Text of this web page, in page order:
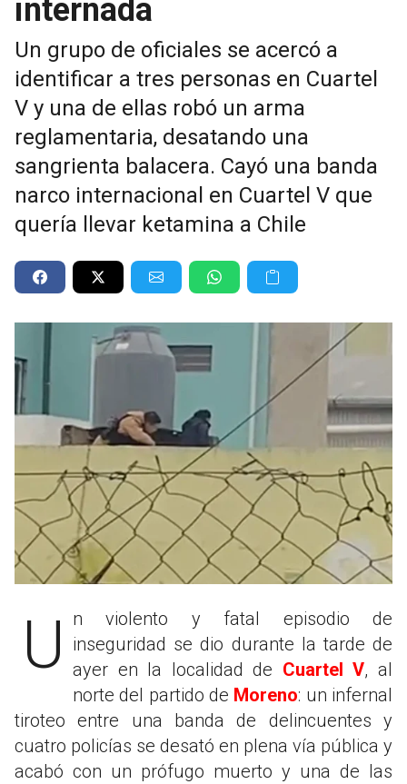
internada
Un grupo de oficiales se acercó a
identificar a tres personas en Cuartel
V y una de ellas robó un arma
reglamentaria, desatando una
sangrienta balacera. Cayó una banda
narco internacional en Cuartel V que
quería llevar ketamina a Chile
Un violento y fatal episodio de
inseguridad se dio durante la tarde de
ayer en la localidad de Cuartel V, al
norte del partido de Moreno: un infernal
tiroteo entre una banda de delincuentes y
cuatro policías se desató en plena vía pública y
acabó con un prófugo muerto y una de las